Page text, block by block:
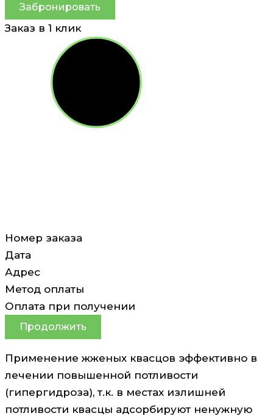
Забронировать
Заказ в 1 клик
Номер заказа
Дата
Адрес
Метод оплаты
Оплата при получении
Продолжить
Применение жженых квасцов эффективно в
лечении повышенной потливости
(гипергидроза), т.к. в местах излишней
потливости квасцы адсорбируют ненужную